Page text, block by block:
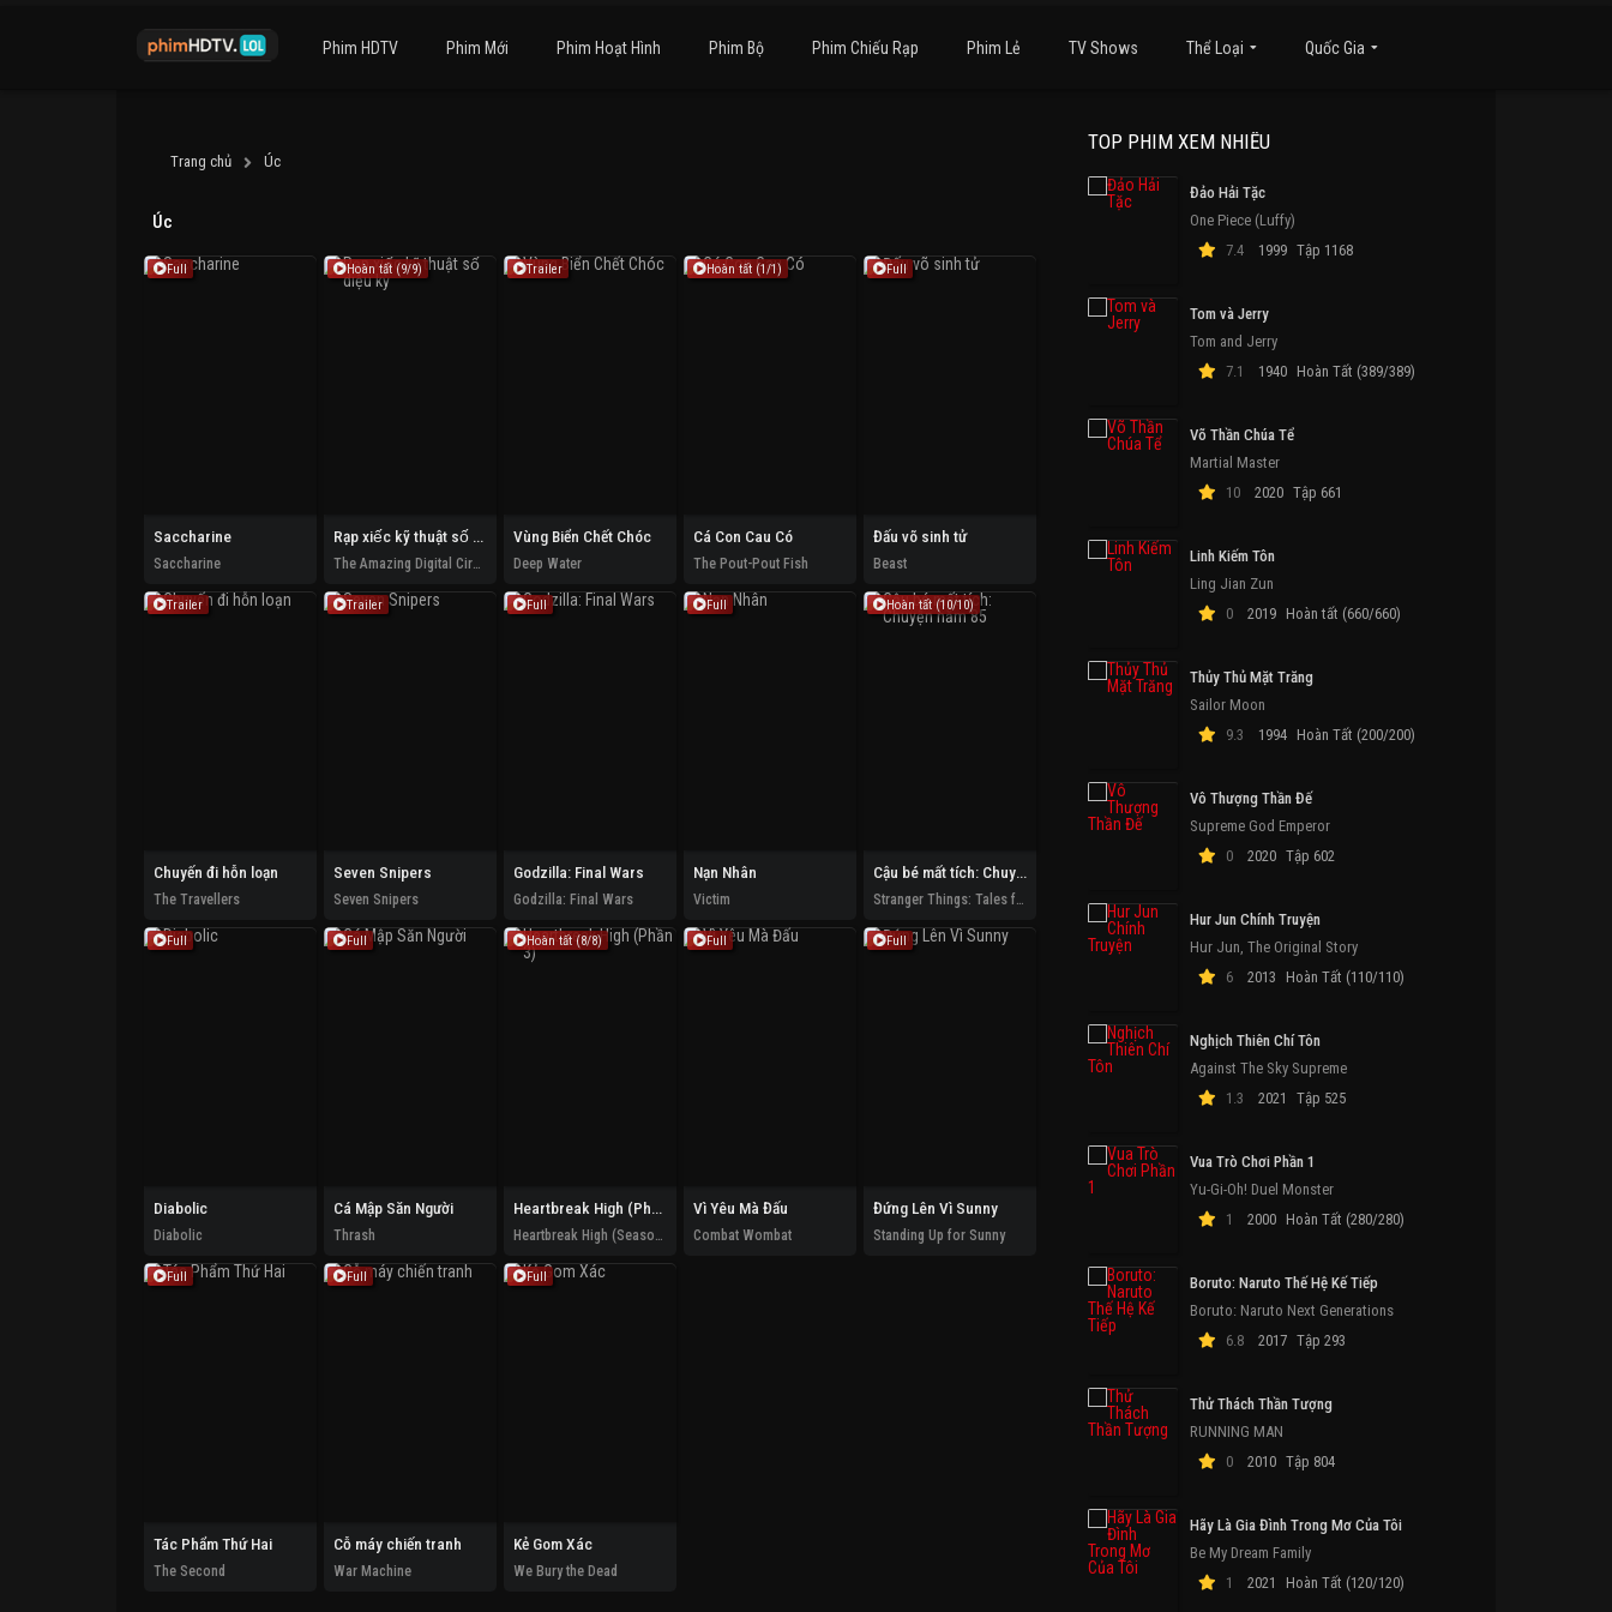
Phim HDTV Phim Mới Phim Hoạt Hình Phim Bộ Phim Chiếu Rạp Phim Lẻ TV Shows Thể Loại Quốc Gia
Trang chủ Úc
Úc
Full
Saccharine
Saccharine
Hoàn tất (9/9)
Rạp xiếc kỹ thuật số diệu kỳ
The Amazing Digital Circus
Trailer
Vùng Biển Chết Chóc
Deep Water
Hoàn tất (1/1)
Cá Con Cau Có
The Pout-Pout Fish
Full
Đấu võ sinh tử
Beast
Trailer
Chuyến đi hỗn loạn
The Travellers
Trailer
Seven Snipers
Seven Snipers
Full
Godzilla: Final Wars
Godzilla: Final Wars
Full
Nạn Nhân
Victim
Hoàn tất (10/10)
Cậu bé mất tích: Chuyện năm 85
Stranger Things: Tales from '85
Full
Diabolic
Diabolic
Full
Cá Mập Săn Người
Thrash
Hoàn tất (8/8)
Heartbreak High (Phần 3)
Heartbreak High (Season 3)
Full
Vì Yêu Mà Đấu
Combat Wombat
Full
Đứng Lên Vì Sunny
Standing Up for Sunny
Full
Tác Phẩm Thứ Hai
The Second
Full
Cỗ máy chiến tranh
War Machine
Full
Kẻ Gom Xác
We Bury the Dead
TOP PHIM XEM NHIỀU
Đảo Hải Tặc
One Piece (Luffy)
7.4
1999 Tập 1168
Tom và Jerry
Tom and Jerry
7.1
1940 Hoàn Tất (389/389)
Võ Thần Chúa Tể
Martial Master
10
2020 Tập 661
Linh Kiếm Tôn
Ling Jian Zun
0
2019 Hoàn tất (660/660)
Thủy Thủ Mặt Trăng
Sailor Moon
9.3
1994 Hoàn Tất (200/200)
Vô Thượng Thần Đế
Supreme God Emperor
0
2020 Tập 602
Hur Jun Chính Truyện
Hur Jun, The Original Story
6
2013 Hoàn Tất (110/110)
Nghịch Thiên Chí Tôn
Against The Sky Supreme
1.3
2021 Tập 525
Vua Trò Chơi Phần 1
Yu-Gi-Oh! Duel Monster
1
2000 Hoàn Tất (280/280)
Boruto: Naruto Thế Hệ Kế Tiếp
Boruto: Naruto Next Generations
6.8
2017 Tập 293
Thử Thách Thần Tượng
RUNNING MAN
0
2010 Tập 804
Hãy Là Gia Đình Trong Mơ Của Tôi
Be My Dream Family
1
2021 Hoàn Tất (120/120)